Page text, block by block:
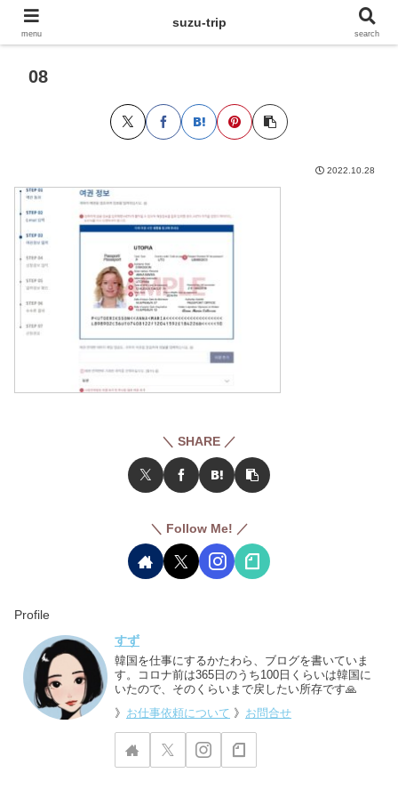
08
2022.10.28
＼ SHARE ／
＼ Follow Me! ／
Profile
すず
韓国を仕事にするかたわら、ブログを書いていま
す。コロナ前は365日のうち100日くらいは韓国に
いたので、そのくらいまで戻したい所存です🙏
》 お仕事依頼について 》 お問合せ
menu
suzu-trip
search